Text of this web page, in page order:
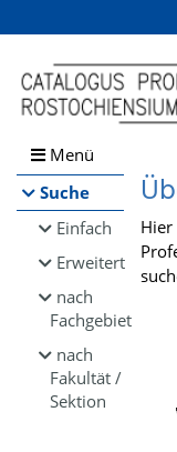
Browsen
direkt zum Inhalt
Menü
Suche
Einfach
Erweitert
nach
Fachgebiet
nach
Fakultät /
Sektion
Hier